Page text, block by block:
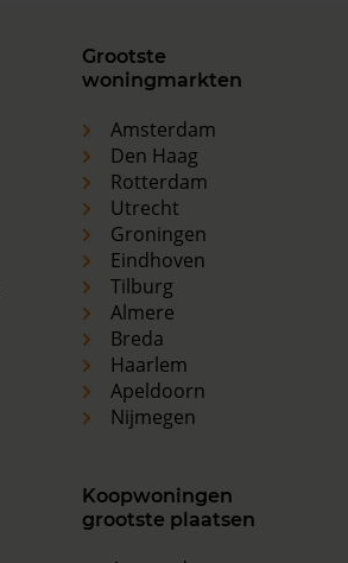
Grootste
woningmarkten
Amsterdam
Den Haag
Rotterdam
Utrecht
Groningen
Eindhoven
Tilburg
Almere
Breda
Haarlem
Apeldoorn
Nijmegen
Koopwoningen
grootste plaatsen